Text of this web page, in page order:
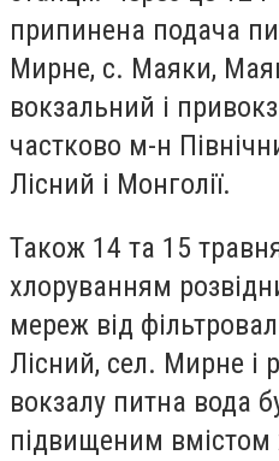
припинена подача
Мирне, с. Маяки,
вокзальний і
частково м-н
Лісний і Монголії.
Також 14 та 15 травня
хлоруванням
мереж від
Лісний, сел. Мирне і
вокзалу питна вода
підвищеним вмістом